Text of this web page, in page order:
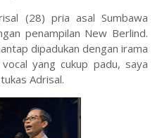
(28) pria asal Sumbawa
penampilan New Berlind.
dipadukan dengan irama
yang cukup padu, saya
Adrisal.